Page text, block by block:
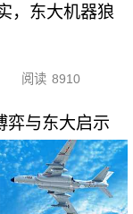
，东大机器狼
阅读 8910
弈与东大启示